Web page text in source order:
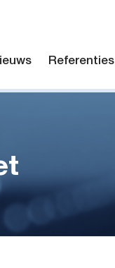
Referenties